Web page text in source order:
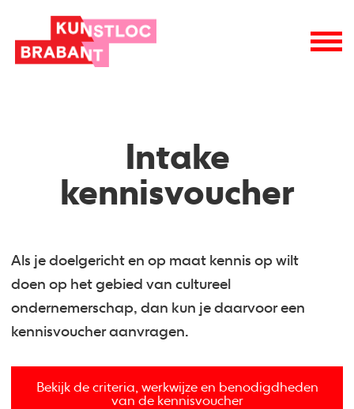
Intake
kennisvoucher
Als je doelgericht en op maat kennis op wilt
doen op het gebied van cultureel
ondernemerschap, dan kun je daarvoor een
kennisvoucher aanvragen.
Bekijk de criteria, werkwijze en benodigdheden
van de kennisvoucher